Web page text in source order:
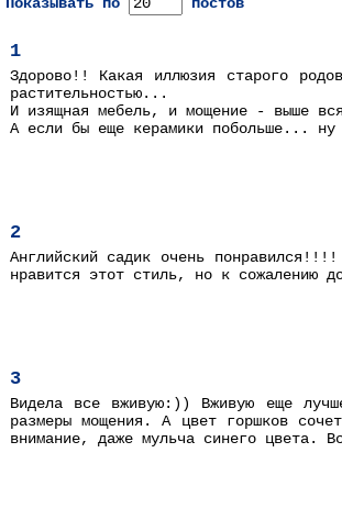
1
Здорово!! Какая иллюзия старого
растительностью...
И изящная мебель, и мощение - выше
А если бы еще керамики побольше...
2
Английский садик очень
нравится этот стиль, но к сожалению
3
Видела все вживую:)) Вживую еще
размеры мощения. А цвет горшков
внимание, даже мульча синего цвета.